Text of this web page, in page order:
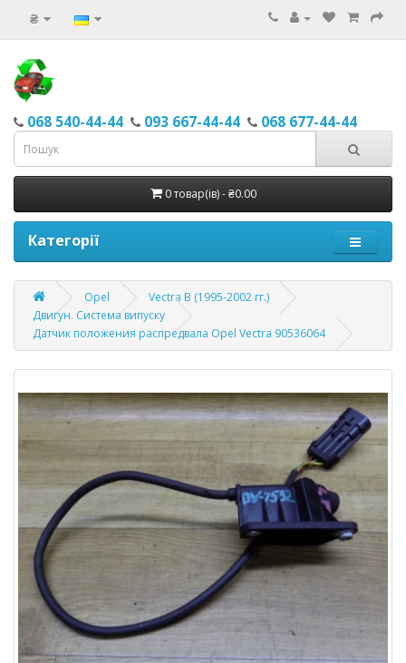
₴
068 540-44-44 093 667-44-44 068 677-44-44
0 товар(ів) - ₴0.00
Категорії
Opel
Vectra B (1995-2002 гг.)
Двигун. Система випуску
Датчик положения распредвала Opel Vectra 90536064